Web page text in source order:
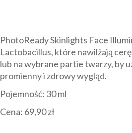
PhotoReady Skinlights Face
Lactobacillus, które nawilżają
lub na wybrane partie twarzy, by
promienny i zdrowy wygląd.
Pojemność: 30 ml
Cena: 69,90 zł